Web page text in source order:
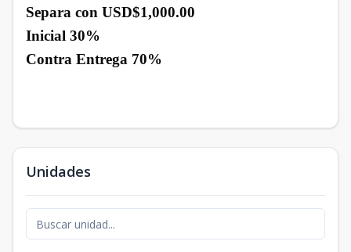
Separa con USD$1,000.00
Inicial 30%
Contra Entrega 70%
Unidades